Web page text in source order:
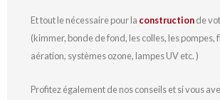
Et tout le nécessaire pour la constructionde
(kimmer, bonde de fond, les colles, les pompes,
aération, systèmes ozone, lampes UV etc. )
Profitez également de nos conseils et si vous